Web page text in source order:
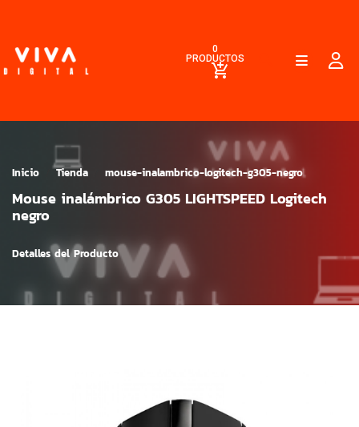
0
PRODUCTOS
Inicio Tienda mouse-inalambrico-logitech-g305-negro
Mouse inalámbrico G305 LIGHTSPEED Logitech
negro
Detalles del Producto